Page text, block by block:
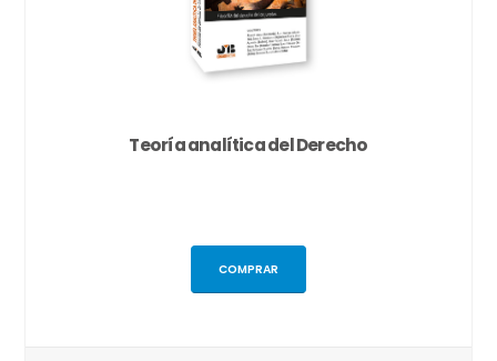
Teoría analítica del Derecho
COMPRAR